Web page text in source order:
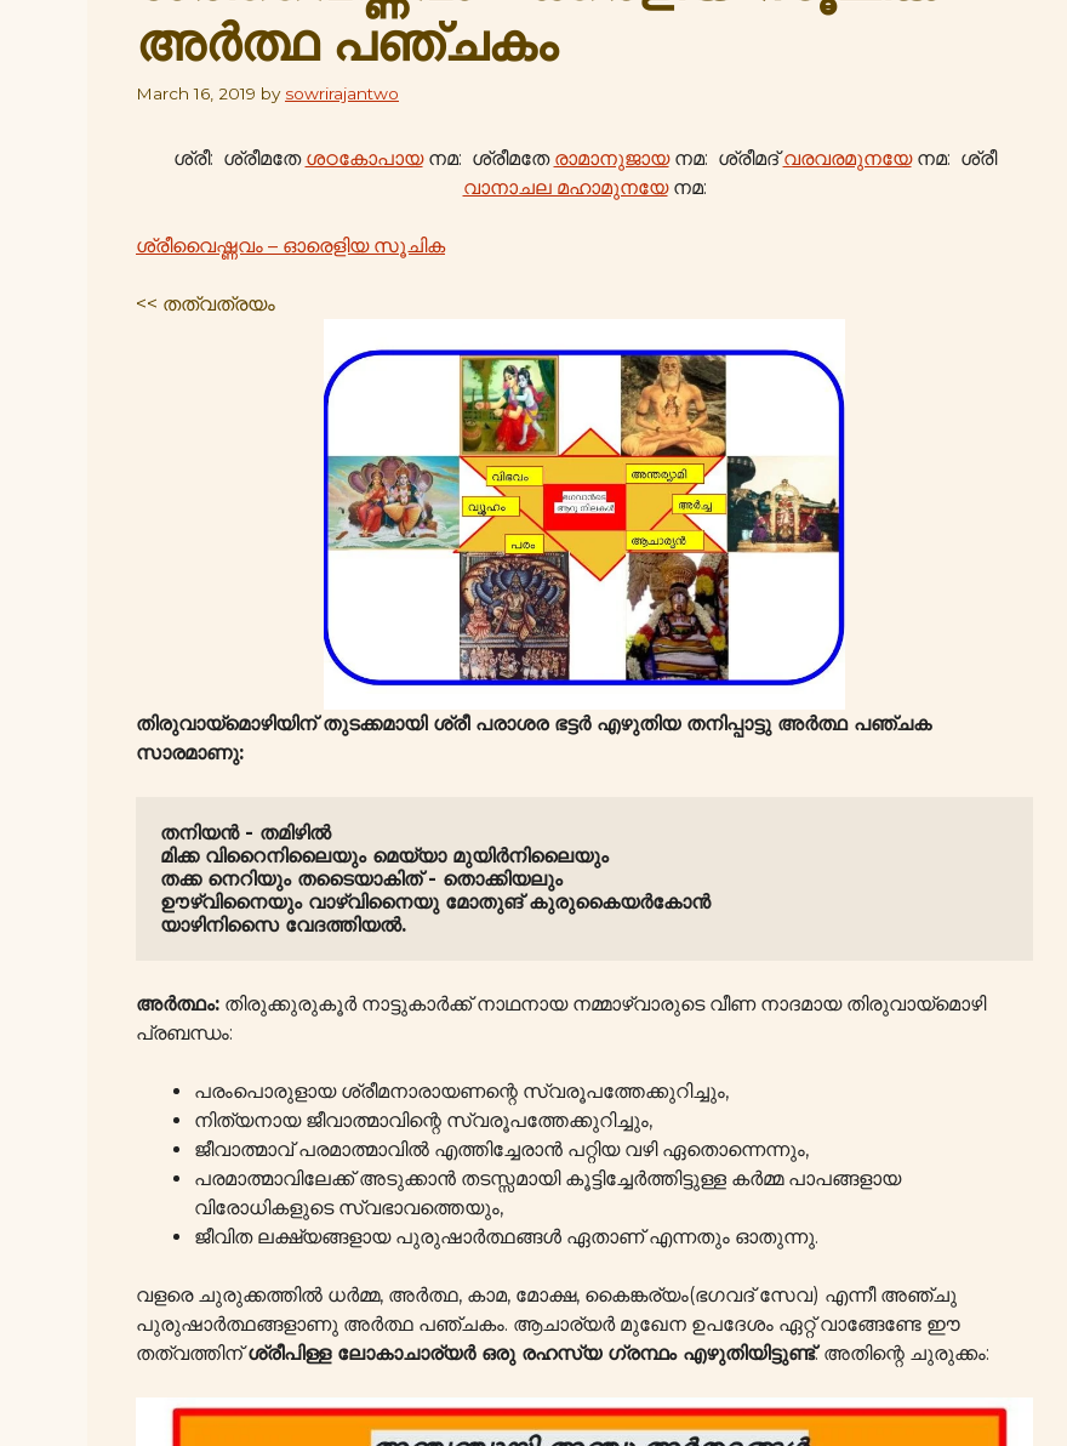
അർത്ഥ പഞ്ചകം
March 16, 2019 by sowrirajantwo
ശ്രീ: ശ്രീമതേ ശഠകോപായനമ: ശ്രീമതേ രാമാനുജായനമ: ശ്രീമദ്വരവരമുനയേനമ: ശ്രീ
വാനാചല മഹാമുനയേനമ:
ശ്രീവൈഷ്ണവം – ഓരെളിയ സൂചിക
<< തത്വത്രയം
തിരുവായ്മൊഴിയിന് തുടക്കമായി ശ്രീ പരാശര ഭട്ടർ എഴുതിയ തനിപ്പാട്ടു അർത്ഥ പഞ്ചക
സാരമാണു:
തനിയൻ - തമിഴിൽ
മിക്ക വിറൈനിലൈയും മെയ്യാ മുയിർനിലൈയും
തക്ക നെറിയും തടൈയാകിത് - തൊക്കിയലും
ഊഴ്വിനൈയും വാഴ്വിനൈയു മോതുങ് കുരുകൈയർകോൻ
യാഴിനിസൈ വേദത്തിയൽ.
അർത്ഥം: തിരുക്കുരുകൂർ നാട്ടുകാർക്ക് നാഥനായ നമ്മാഴ്വാരുടെ വീണ നാദമായ തിരുവായ്മൊഴി
പ്രബന്ധം:
പരംപൊരുളായ ശ്രീമനാരായണന്റെ സ്വരൂപത്തേക്കുറിച്ചും,
നിത്യനായ ജീവാത്മാവിന്റെ സ്വരൂപത്തേക്കുറിച്ചും,
ജീവാത്മാവ് പരമാത്മാവിൽ എത്തിച്ചേരാൻ പറ്റിയ വഴി ഏതൊന്നെന്നും,
പരമാത്മാവിലേക്ക് അടുക്കാൻ തടസ്സമായി കൂട്ടിച്ചേർത്തിട്ടുള്ള കർമ്മ പാപങ്ങളായ
വിരോധികളുടെ സ്വഭാവത്തെയും,
ജീവിത ലക്ഷ്യങ്ങളായ പുരുഷാർത്ഥങ്ങൾ ഏതാണ് എന്നതും ഓതുന്നു.
വളരെ ചുരുക്കത്തിൽ ധർമ്മ, അർത്ഥ, കാമ, മോക്ഷ, കൈങ്കര്യം(ഭഗവദ് സേവ) എന്നീ അഞ്ചു
പുരുഷാർത്ഥങ്ങളാണു അർത്ഥ പഞ്ചകം. ആചാര്യർ മുഖേന ഉപദേശം ഏറ്റ് വാങ്ങേണ്ടേ ഈ
തത്വത്തിന്ശ്രീപിള്ള ലോകാചാര്യർ ഒരു രഹസ്യ ഗ്രന്ഥം എഴുതിയിട്ടുണ്ട്. അതിന്റെ ചുരുക്കം: